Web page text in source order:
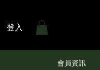
登入
會員資訊